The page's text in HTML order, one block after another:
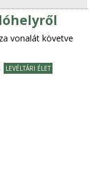
vonalát követve
LEVÉLTÁRI ÉLET